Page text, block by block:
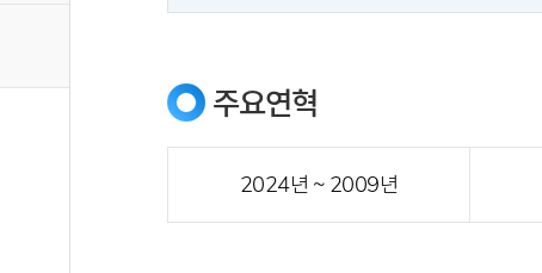
주요연혁
2024년 ~ 2009년